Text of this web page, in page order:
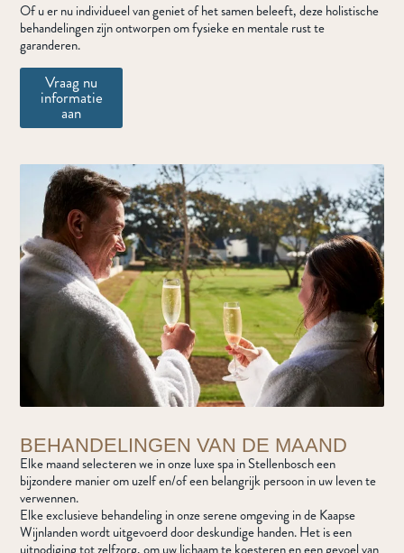
Of u er nu individueel van geniet of het samen beleeft, deze holistische
behandelingen zijn ontworpen om fysieke en mentale rust te
garanderen.
Vraag nu
informatie
aan
BEHANDELINGEN VAN DE MAAND
Elke maand selecteren we in onze luxe spa in Stellenbosch een
bijzondere manier om uzelf en/of een belangrijk persoon in uw leven te
verwennen.
Elke exclusieve behandeling in onze serene omgeving in de Kaapse
Wijnlanden wordt uitgevoerd door deskundige handen. Het is een